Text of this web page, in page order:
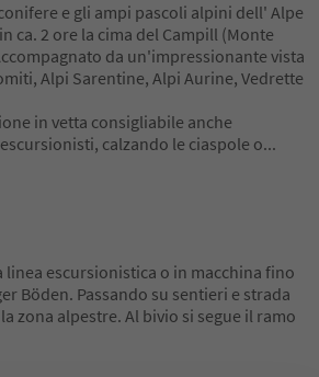
e gli ampi pascoli alpini dell' Alpe
ca. 2 ore la cima del Campill (Monte
da un'impressionante vista
Alpi Sarentine, Alpi Aurine, Vedrette
in vetta consigliabile anche
calzando le ciaspole o...
linea escursionistica o in macchina fino
Böden. Passando su sentieri e strada
zona alpestre. Al bivio si segue il ramo